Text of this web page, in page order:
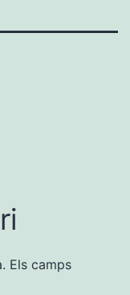
Els camps